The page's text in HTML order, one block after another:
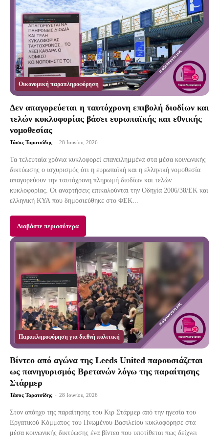
Οικονομική παραπληροφόρηση
Δεν απαγορεύεται η ταυτόχρονη επιβολή διοδίων και
τελών κυκλοφορίας βάσει ευρωπαϊκής και εθνικής
νομοθεσίας
Τάσος Ταρατσίδης - 28 Ιουνίου, 2026
Τα τελευταία χρόνια κυκλοφορεί επανειλημμένα στα μέσα κοινωνικής
δικτύωσης ο ισχυρισμός ότι η ευρωπαϊκή και η ελληνική νομοθεσία
απαγορεύουν την ταυτόχρονη πληρωμή διοδίων και τελών
κυκλοφορίας. Οι αναρτήσεις επικαλούνται την Οδηγία 2006/38/ΕΚ και
ελληνική ΚΥΑ που δημοσιεύθηκε στο ΦΕΚ...
Διαβάστε περισσότερα
Παραπληροφόρηση για διεθνή πολιτική
Βίντεο από αγώνα της Leeds United παρουσιάζεται
ως πανηγυρισμός Βρετανών λόγω της παραίτησης
Στάρμερ
Τάσος Ταρατσίδης - 28 Ιουνίου, 2026
Στον απόηχο της παραίτησης του Κιρ Στάρμερ από την ηγεσία του
Εργατικού Κόμματος του Ηνωμένου Βασιλείου κυκλοφόρησε στα
μέσα κοινωνικής δικτύωσης ένα βίντεο που υποτίθεται πως δείχνει